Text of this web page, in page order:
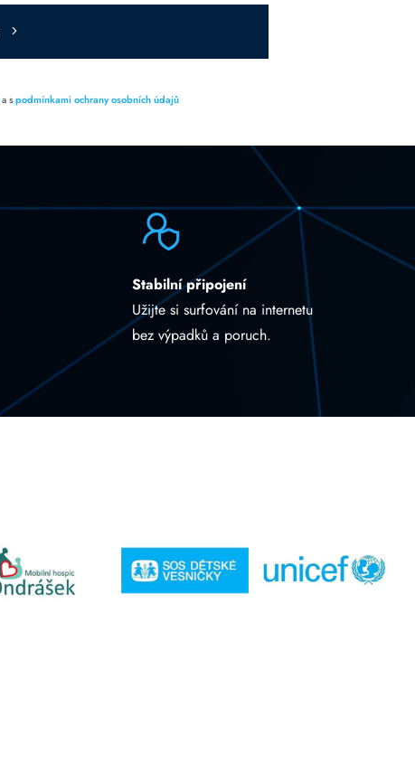
a spodmínkami ochrany osobních údajů
Stabilní připojení
Užijte si surfování na internetu
bez výpadků a poruch.